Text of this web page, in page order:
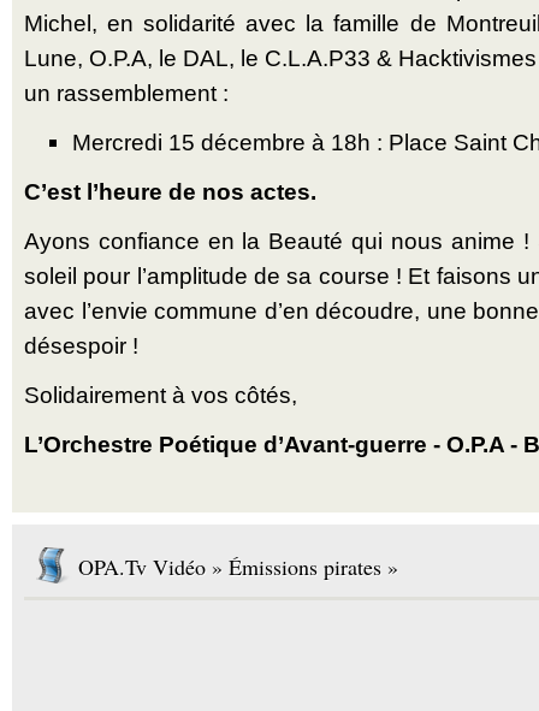
Michel, en solidarité avec la famille de
Lune, O.P.A, le DAL, le C.L.A.P33 &
un rassemblement :
Mercredi 15 décembre à 18h : Place Saint
C’est l’heure de nos actes.
Ayons confiance en la Beauté qui nous anime
soleil pour l’amplitude de sa course ! Et faisons
avec l’envie commune d’en découdre, une
désespoir !
Solidairement à vos côtés,
L’Orchestre Poétique d’Avant-guerre - O.P.A -
OPA.Tv Vidéo » Émissions pirates »